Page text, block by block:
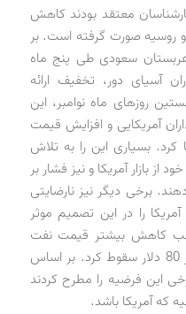
معتقد بودند کاهش
روسیه صورت گرفته است. بر
سعودی طی پنج ماه
آسیای دور، تخفیف ارائه
نخستین روزهای ماه نوامبر، این
آمریکایی و افزایش قیمت
کرد. بسیاری این را به تلاش
بازار آمریکا و نیز فشار بر
برخی دیگر نیز نارضایتی
را در این تصمیم موثر
کاهش بیشتر قیمت نفت
شد و قیمت سبد نفتی اوپک به زیر 80 دلار سقوط کرد. بر اساس
این فرضیه را مطرح کردند
که آمریکا باشد.